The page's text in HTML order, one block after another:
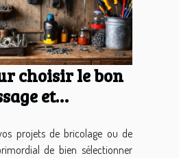
choisir le bon
et
projets de bricolage ou de
de bien sélectionner